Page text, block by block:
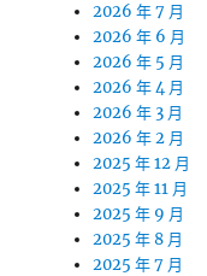
2026 年 7 月
2026 年 6 月
2026 年 5 月
2026 年 4 月
2026 年 3 月
2026 年 2 月
2025 年 12 月
2025 年 11 月
2025 年 9 月
2025 年 8 月
2025 年 7 月